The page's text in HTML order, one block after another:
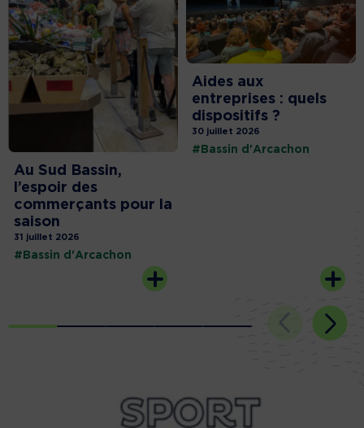
Au Sud Bassin,
l’espoir des
commerçants pour la
saison
31 juillet 2026
#Bassin d'Arcachon
Aides aux
entreprises : quels
dispositifs ?
30 juillet 2026
#Bassin d'Arcachon